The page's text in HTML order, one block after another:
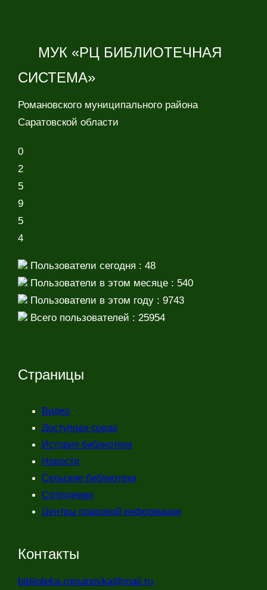
МУК «РЦ БИБЛИОТЕЧНАЯ
СИСТЕМА»
Романовского муниципального района
Саратовской области
0
2
5
9
5
4
Пользователи сегодня : 48
Пользователи в этом месяце : 540
Пользователи в этом году : 9743
Всего пользователей : 25954
Страницы
Видео
Доступная среда
История библиотеки
Новости
Сельские библиотеки
Сотрудники
Центры правовой информации
Контакты
biblioteka.romanovka@mail.ru